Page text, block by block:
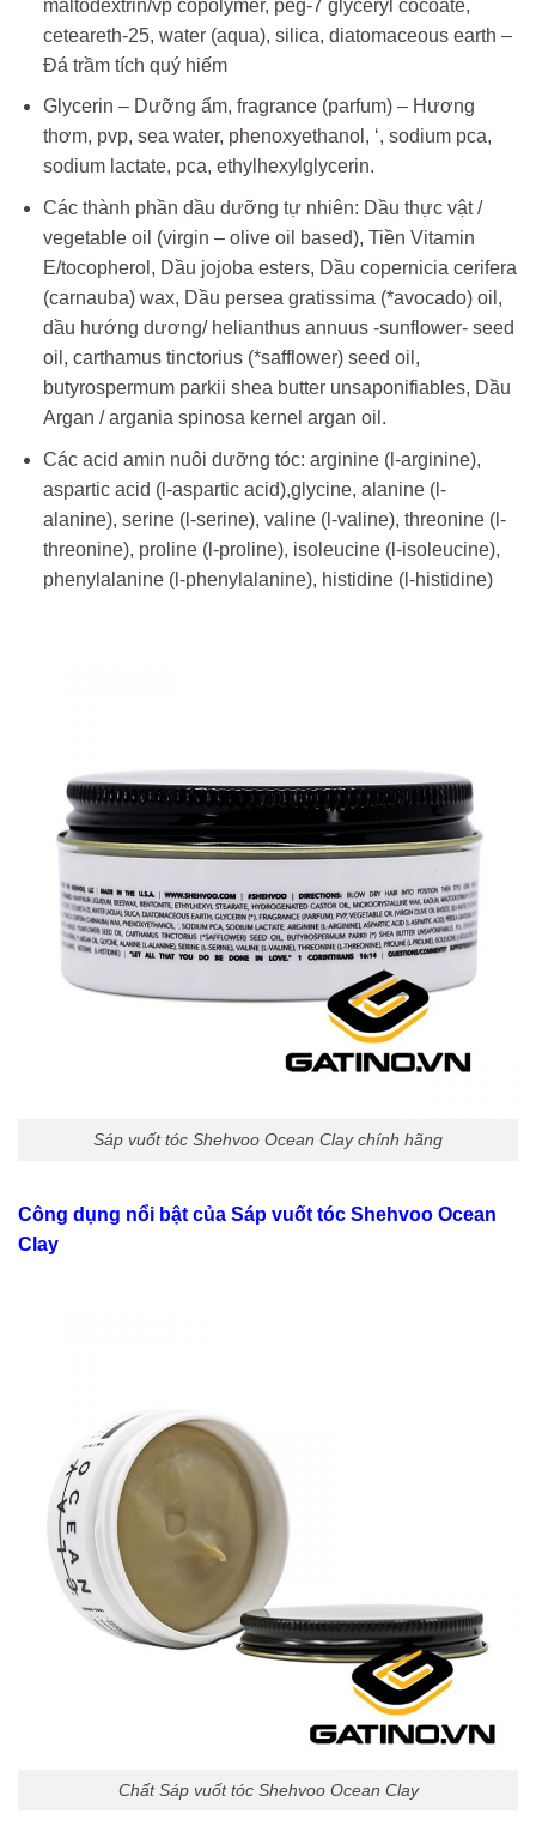
maltodextrin/vp copolymer, peg-7 glyceryl cocoate,
ceteareth-25, water (aqua), silica, diatomaceous earth –
Đá trầm tích quý hiếm
Glycerin – Dưỡng ẩm, fragrance (parfum) – Hương
thơm, pvp, sea water, phenoxyethanol, ‘, sodium pca,
sodium lactate, pca, ethylhexylglycerin.
Các thành phần dầu dưỡng tự nhiên: Dầu thực vật /
vegetable oil (virgin – olive oil based), Tiền Vitamin
E/tocopherol, Dầu jojoba esters, Dầu copernicia cerifera
(carnauba) wax, Dầu persea gratissima (*avocado) oil,
dầu hướng dương/ helianthus annuus -sunflower- seed
oil, carthamus tinctorius (*safflower) seed oil,
butyrospermum parkii shea butter unsaponifiables, Dầu
Argan / argania spinosa kernel argan oil.
Các acid amin nuôi dưỡng tóc: arginine (l-arginine),
aspartic acid (l-aspartic acid),glycine, alanine (l-
alanine), serine (l-serine), valine (l-valine), threonine (l-
threonine), proline (l-proline), isoleucine (l-isoleucine),
phenylalanine (l-phenylalanine), histidine (l-histidine)
Sáp vuốt tóc Shehvoo Ocean Clay chính hãng
Công dụng nổi bật của Sáp vuốt tóc Shehvoo Ocean
Clay
Chất Sáp vuốt tóc Shehvoo Ocean Clay